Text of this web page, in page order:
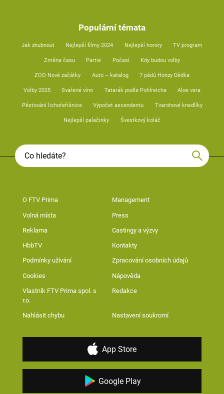
Populární témata
Jak zhubnout Nejlepší filmy 2024 Nejlepší horory TV program
Změna času Partie Počasí Kdy budou volby
ZOO Nové začátky Auto – katalog 7 pádů Honzy Dědka
Volby 2025 Svařené víno Tatarák podle Pohlreicha Aloe vera
Pěstování lichořeřišnice Výpočet ascendentu Tvarohové knedlíky
Nejlepší palačinky Švestkový koláč
O FTV Prima Management
Volná místa Press
Reklama Castingy a výzvy
HbbTV Kontakty
Podmínky užívání Zpracování osobních údajů
Cookies Nápověda
Vlastník FTV Prima spol. s
r.o.
Redakce
Nahlásit chybu Nastavení soukromí
App Store
Google Play